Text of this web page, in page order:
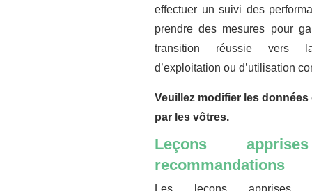
effectuer un suivi des
prendre des mesures pour
transition réussie vers
d’exploitation ou d’utilisation
Veuillez modifier les
par les vôtres.
Leçons
recommandations
Les leçons apprises